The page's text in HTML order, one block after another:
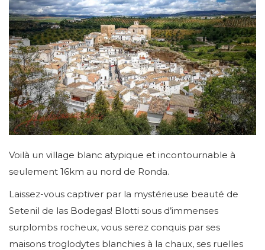
Contact
Voilà un village blanc atypique et incontournable à
seulement 16km au nord de Ronda.
Laissez-vous captiver par la mystérieuse beauté de
Setenil de las Bodegas! Blotti sous d’immenses
surplombs rocheux, vous serez conquis par ses
maisons troglodytes blanchies à la chaux, ses ruelles